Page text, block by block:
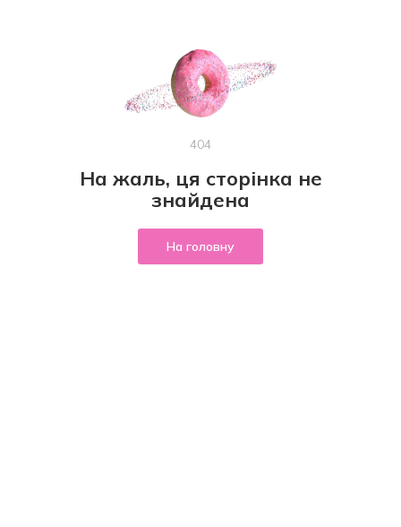
404
На жаль, ця сторінка не
знайдена
На головну